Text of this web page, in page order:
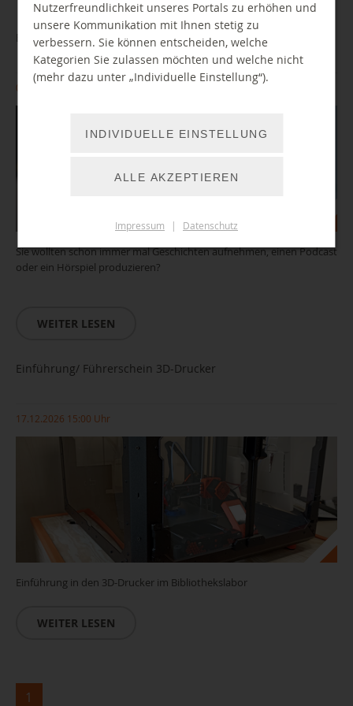
BibLab: Einführung AudioStudio
08.12.2026 10:00 Uhr
Sie wollten schon immer mal Geschichten aufnehmen, einen Podcast
oder ein Hörspiel produzieren?
WEITER LESEN
Einführung/ Führerschein 3D-Drucker
17.12.2026 15:00 Uhr
Einführung in den 3D-Drucker im Bibliothekslabor
WEITER LESEN
1
Nutzerfreundlichkeit unseres Portals zu erhöhen und
unsere Kommunikation mit Ihnen stetig zu
verbessern. Sie können entscheiden, welche
Kategorien Sie zulassen möchten und welche nicht
(mehr dazu unter „Individuelle Einstellung“).
INDIVIDUELLE EINSTELLUNG
ALLE AKZEPTIEREN
Impressum | Datenschutz